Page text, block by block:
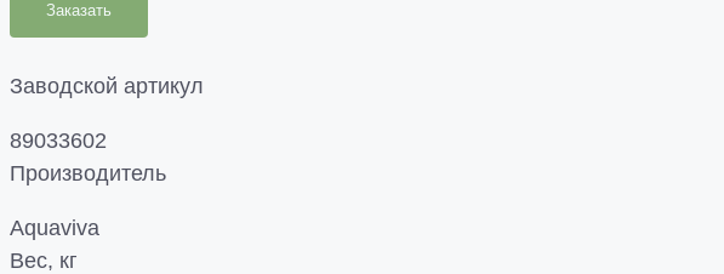
Заказать
Заводской артикул
89033602
Производитель
Aquaviva
Вес, кг